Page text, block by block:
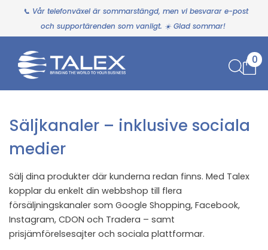
📞 Vår telefonväxel är sommarstängd, men vi besvarar e-post
och supportärenden som vanligt. ☀️ Glad sommar!
0
Säljkanaler – inklusive sociala
medier
Sälj dina produkter där kunderna redan finns. Med Talex
kopplar du enkelt din webbshop till flera
försäljningskanaler som Google Shopping, Facebook,
Instagram, CDON och Tradera – samt
prisjämförelsesajter och sociala plattformar.